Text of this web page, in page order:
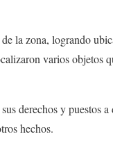
la zona, logrando
varios objetos
derechos y puestos
hechos.